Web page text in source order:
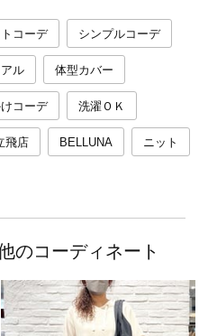
コーデ シンプルコーデ
ル 体型カバー
コーデ 洗濯ＯＫ
飛店 BELLUNA ニット
のコーディネート